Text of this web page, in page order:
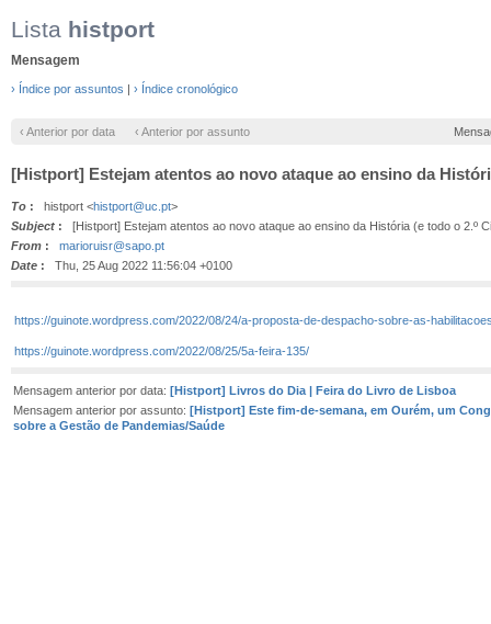
Lista histport
Mensagem
› Índice por assuntos | › Índice cronológico
‹ Anterior por data ‹ Anterior por assunto
[Histport] Estejam atentos ao novo ataque ao ensino da
To : histport <histport@uc.pt>
Subject : [Histport] Estejam atentos ao novo ataque ao ensino da História (e todo o 2.º
From :
marioruisr@sapo.pt
Date : Thu, 25 Aug 2022 11:56:04 +0100
https://guinote.wordpress.com/2022/08/24/a-proposta-de-despacho-sobre-as-
https://guinote.wordpress.com/2022/08/25/5a-feira-135/
Mensagem anterior por data: [Histport] Livros do Dia | Feira do Livro de Lisboa
Mensagem anterior por assunto: [Histport] Este fim-de-semana, em Ourém, um
sobre a Gestão de Pandemias/Saúde